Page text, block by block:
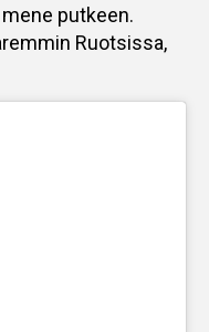
putkeen.
Ruotsissa,